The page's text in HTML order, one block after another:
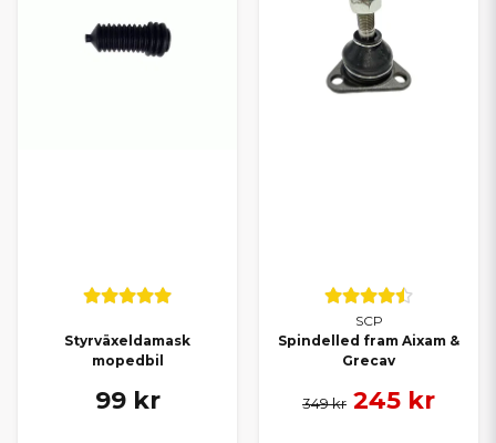
Styrväxeldamask
mopedbil
99 kr
SCP
Spindelled fram Aixam &
Grecav
349 kr 245 kr